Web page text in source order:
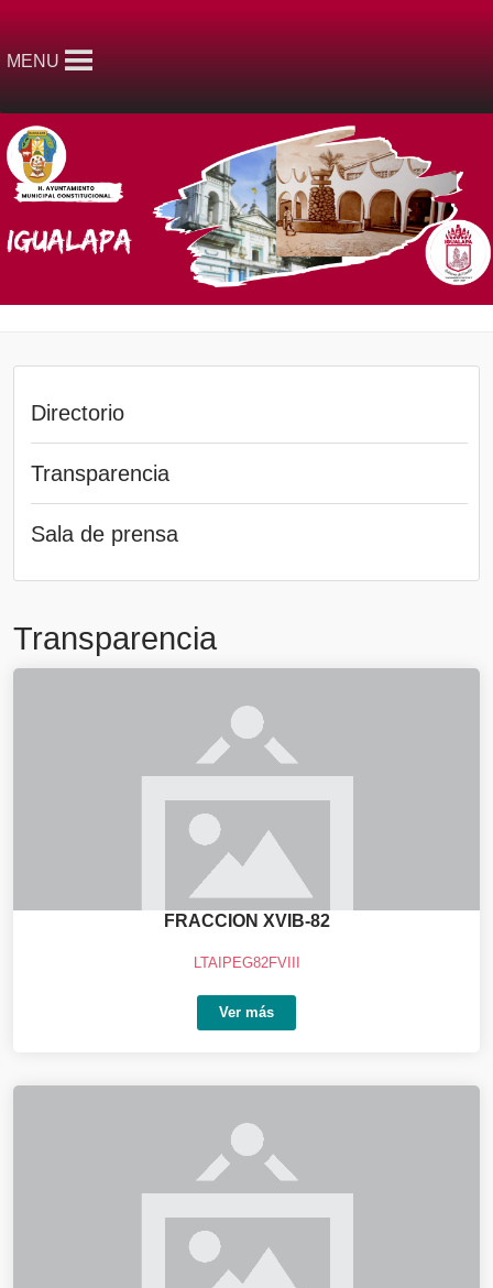
MENU
Directorio
Transparencia
Sala de prensa
Transparencia
FRACCION XVIB-82
LTAIPEG82FVIII
Ver más